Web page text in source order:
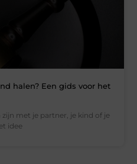
halen? Een gids voor het
met je partner, je kind of je
idee